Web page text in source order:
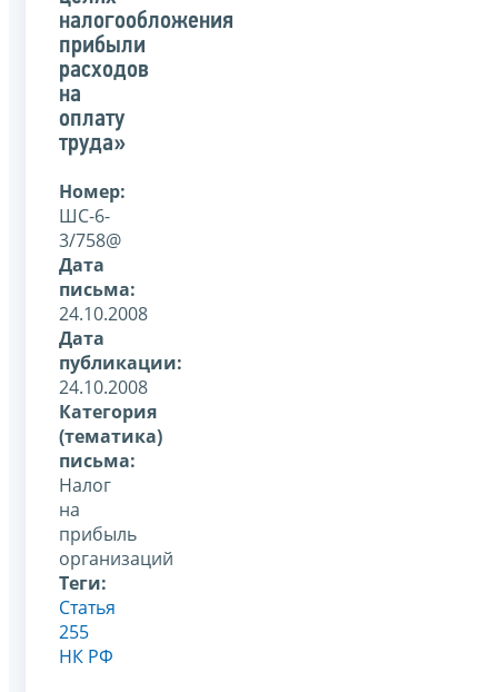
налогообложения
прибыли
расходов
на
оплату
труда»
Номер:
ШС-6-
3/758@
Дата
письма:
24.10.2008
Дата
публикации:
24.10.2008
Категория
(тематика)
письма:
Налог
на
прибыль
организаций
Теги:
Статья
255
НК РФ